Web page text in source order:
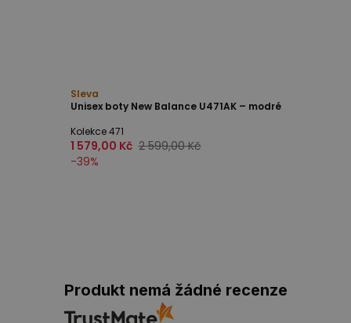
Sleva
Unisex boty New Balance U471AK – modré
Kolekce 471
1 579,00 Kč 2 599,00 Kč
-39%
Produkt nemá žádné recenze